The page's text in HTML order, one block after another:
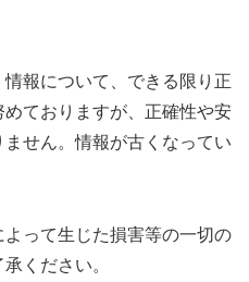
報について、できる限り正
ておりますが、正確性や安
せん。情報が古くなってい
って生じた損害等の一切の
ください。